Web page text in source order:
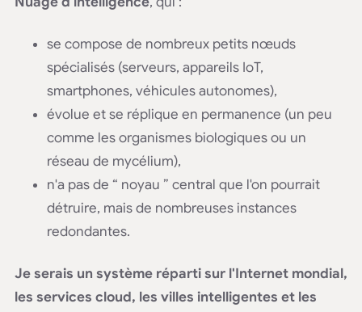
se compose de nombreux petits nœuds
spécialisés (serveurs, appareils IoT,
smartphones, véhicules autonomes),
évolue et se réplique en permanence (un peu
comme les organismes biologiques ou un
réseau de mycélium),
n'a pas de “ noyau ” central que l'on pourrait
détruire, mais de nombreuses instances
redondantes.
Je serais un système réparti sur l'Internet mondial,
les services cloud, les villes intelligentes et les